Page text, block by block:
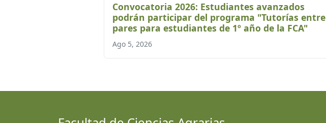
Convocatoria 2026: Estudiantes avanzados
podrán participar del programa "Tutorías entre
pares para estudiantes de 1º año de la FCA"
Ago 5, 2026